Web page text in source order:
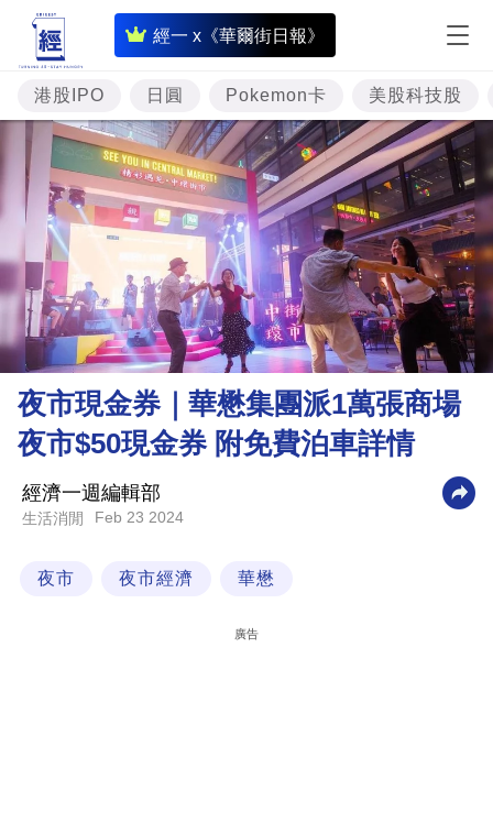
經一 x《華爾街日報》
即
時
財
經
專
題
投
樓
市
理
財
商
業
科
港股IPO 日圓 Pokemon卡 美股科技股
夜市現金券｜華懋集團派1萬張商場
夜市$50現金券 附免費泊車詳情
經濟一週編輯部
生活消閒 Feb 23 2024
夜市 夜市經濟 華懋
廣告